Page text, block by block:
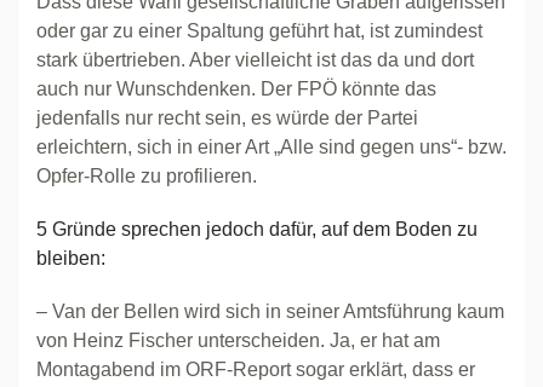
oder gar zu einer Spaltung geführt hat, ist zumindest
stark übertrieben. Aber vielleicht ist das da und dort
auch nur Wunschdenken. Der FPÖ könnte das
jedenfalls nur recht sein, es würde der Partei
erleichtern, sich in einer Art „Alle sind gegen uns“- bzw.
Opfer-Rolle zu profilieren.
5 Gründe sprechen jedoch dafür, auf dem Boden zu
bleiben:
– Van der Bellen wird sich in seiner Amtsführung kaum
von Heinz Fischer unterscheiden. Ja, er hat am
Montagabend im ORF-Report sogar erklärt, dass er